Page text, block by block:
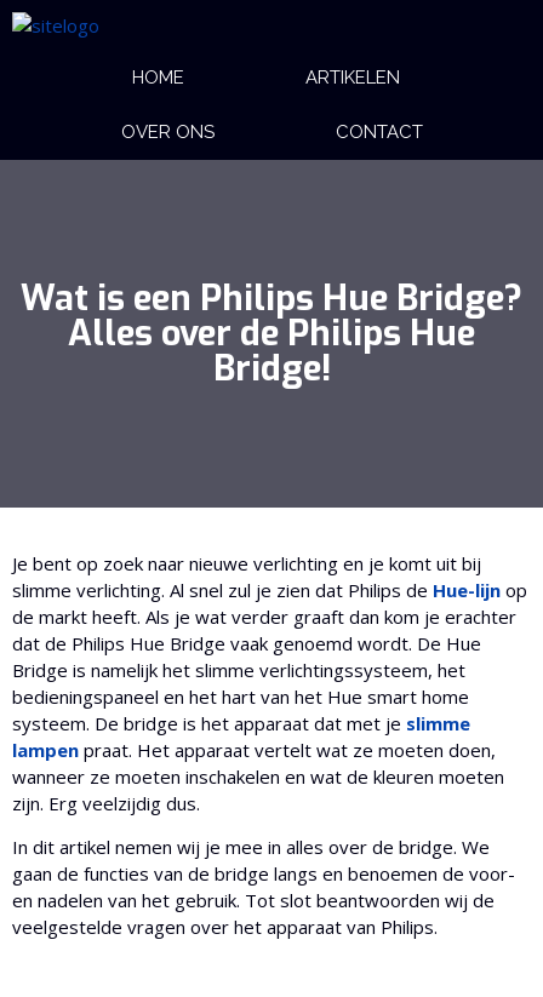
HOME ARTIKELEN
OVER ONS CONTACT
Wat is een Philips Hue Bridge?
Alles over de Philips Hue
Bridge!
Je bent op zoek naar nieuwe verlichting en je komt uit bij
slimme verlichting. Al snel zul je zien dat Philips de Hue-lijn op
de markt heeft. Als je wat verder graaft dan kom je erachter
dat de Philips Hue Bridge vaak genoemd wordt. De Hue
Bridge is namelijk het slimme verlichtingssysteem, het
bedieningspaneel en het hart van het Hue smart home
systeem. De bridge is het apparaat dat met je slimme
lampen praat. Het apparaat vertelt wat ze moeten doen,
wanneer ze moeten inschakelen en wat de kleuren moeten
zijn. Erg veelzijdig dus.
In dit artikel nemen wij je mee in alles over de bridge. We
gaan de functies van de bridge langs en benoemen de voor-
en nadelen van het gebruik. Tot slot beantwoorden wij de
veelgestelde vragen over het apparaat van Philips.